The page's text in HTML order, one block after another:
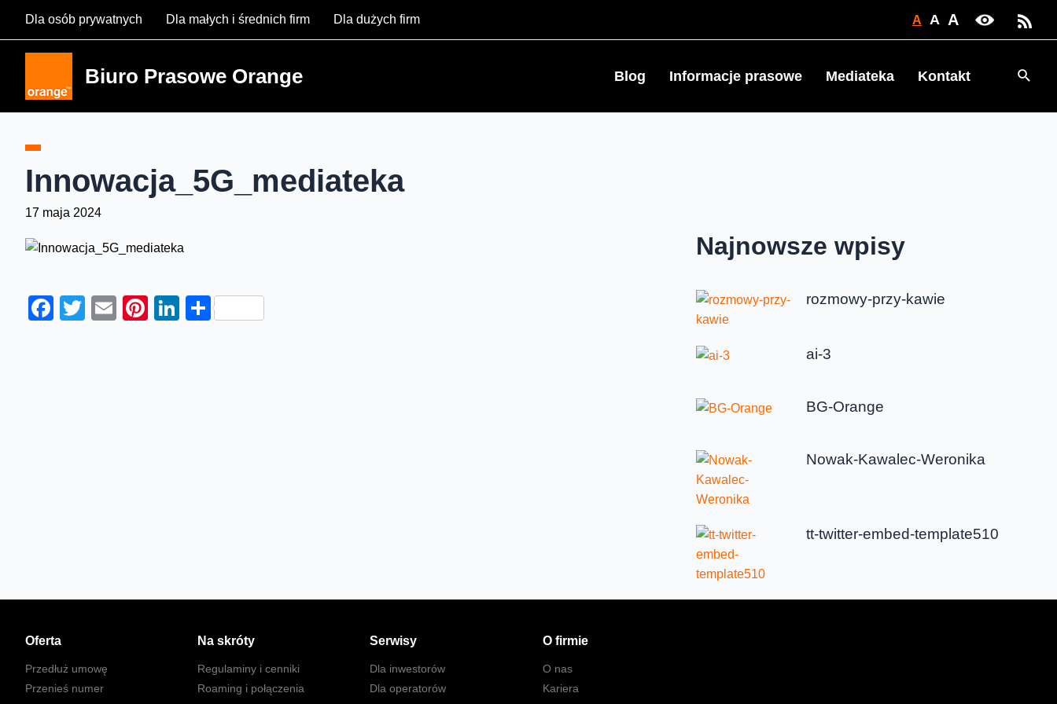
Dla osób prywatnych Dla małych i średnich firm Dla dużych firm A A A
Biuro Prasowe Orange Blog Informacje prasowe Mediateka Kontakt
Innowacja_5G_mediateka
17 maja 2024
Facebook
Twitter
EmailPinterest
LinkedIn
Share
Najnowsze wpisy
rozmowy-przy-kawie
ai-3
BG-Orange
Nowak-Kawalec-Weronika
tt-twitter-embed-template510
Oferta
Przedłuż umowę
Przenieś numer
Na skróty
Regulaminy i cenniki
Roaming i połączenia
Serwisy
Dla inwestorów
Dla operatorów
O firmie
O nas
Kariera